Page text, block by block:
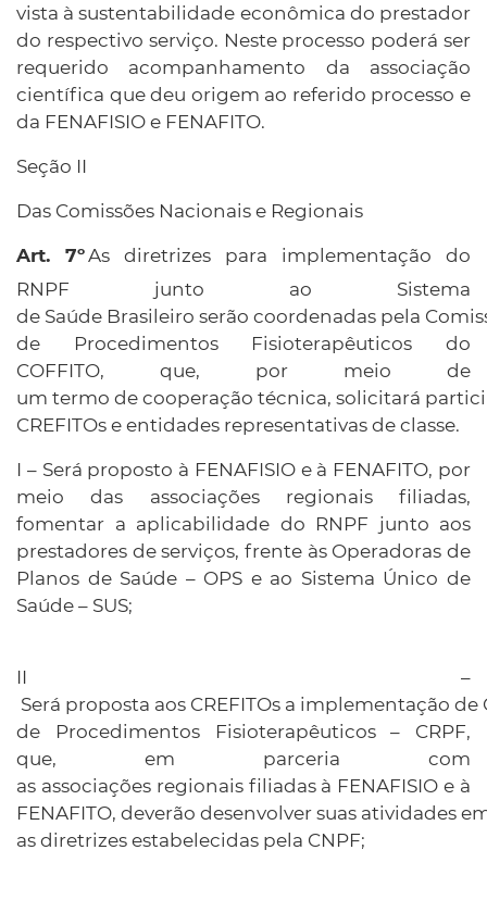
vista à sustentabilidade econômica do prestador
do respectivo serviço. Neste processo poderá ser
requerido acompanhamento da associação
científica que deu origem ao referido processo e
da FENAFISIO e FENAFITO.
Seção II
Das Comissões Nacionais e Regionais
As diretrizes para implementação do
RNPF junto ao Sistema
de Saúde Brasileiro serão coordenadas pela
de Procedimentos Fisioterapêuticos do
COFFITO, que, por meio de
um termo de cooperação técnica, solicitará
CREFITOs e entidades representativas de classe.
I – Será proposto à FENAFISIO e à FENAFITO, por
meio das associações regionais filiadas,
fomentar a aplicabilidade do RNPF junto aos
prestadores de serviços, frente às Operadoras de
Planos de Saúde – OPS e ao Sistema Único de
Saúde – SUS;
II –
Será proposta aos CREFITOs a implementação de
de Procedimentos Fisioterapêuticos – CRPF,
que, em parceria com
as associações regionais filiadas à FENAFISIO e à
FENAFITO, deverão desenvolver suas atividades
as diretrizes estabelecidas pela CNPF;